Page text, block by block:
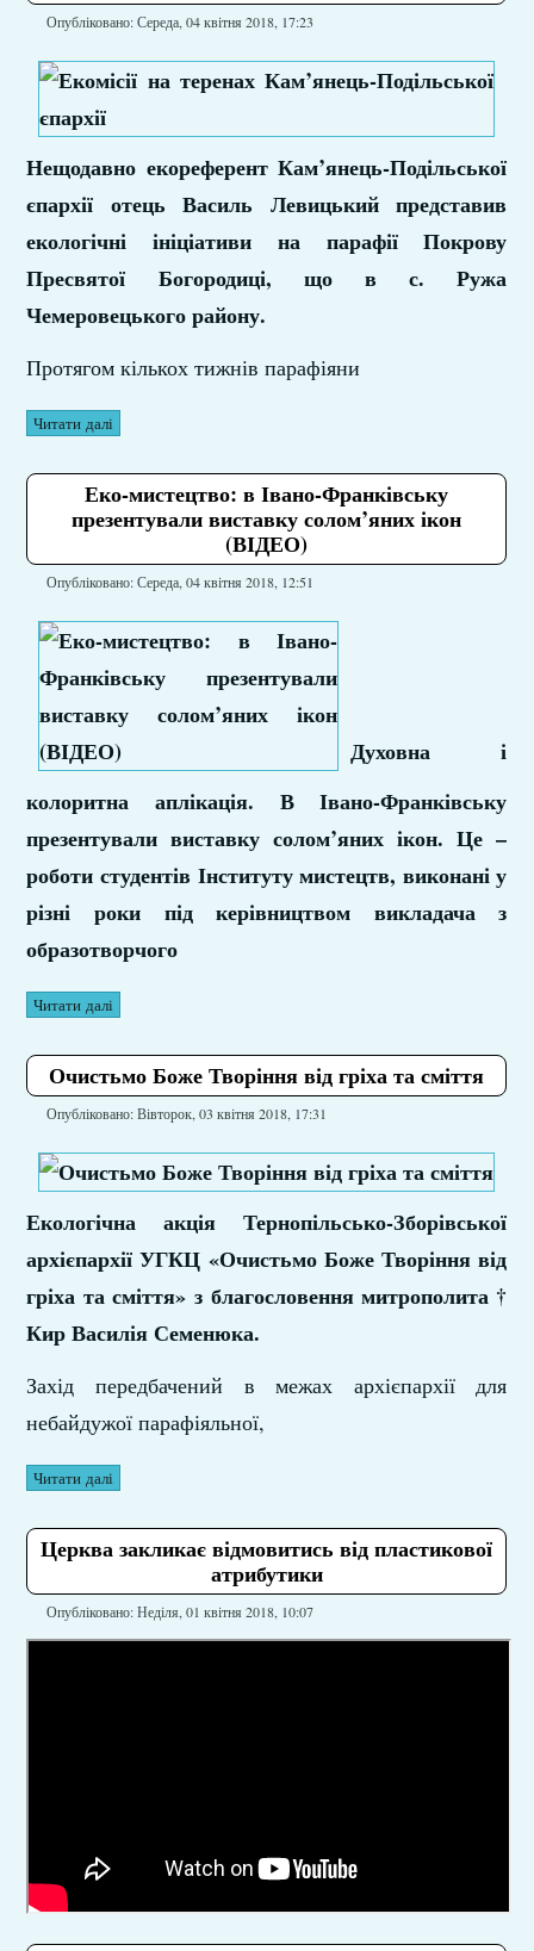
Опубліковано: Середа, 04 квітня 2018, 17:23
Нещодавно екореферент Кам’янець-Подільської
єпархії отець Василь Левицький представив
екологічні ініціативи на парафії Покрову
Пресвятої Богородиці, що в с. Ружа
Чемеровецького району.
Протягом кількох тижнів парафіяни
Читати далі
Еко-мистецтво: в Івано-Франківську
презентували виставку солом’яних ікон
(ВІДЕО)
Опубліковано: Середа, 04 квітня 2018, 12:51
Духовна і
колоритна аплікація. В Івано-Франківську
презентували виставку солом’яних ікон. Це –
роботи студентів Інституту мистецтв, виконані у
різні роки під керівництвом викладача з
образотворчого
Читати далі
Очистьмо Боже Творіння від гріха та сміття
Опубліковано: Вівторок, 03 квітня 2018, 17:31
Екологічна акція Тернопільсько-Зборівської
архієпархії УГКЦ «Очистьмо Боже Творіння від
гріха та сміття» з благословення митрополита †
Кир Василія Семенюка.
Захід передбачений в межах архієпархії для
небайдужої парафіяльної,
Читати далі
Церква закликає відмовитись від пластикової
атрибутики
Опубліковано: Неділя, 01 квітня 2018, 10:07